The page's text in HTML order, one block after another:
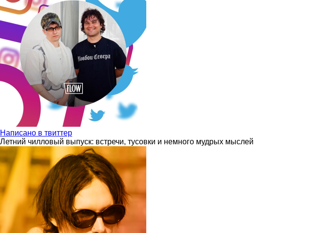
Написано в твиттер
Летний чилловый выпуск: встречи, тусовки и немного мудрых мыслей